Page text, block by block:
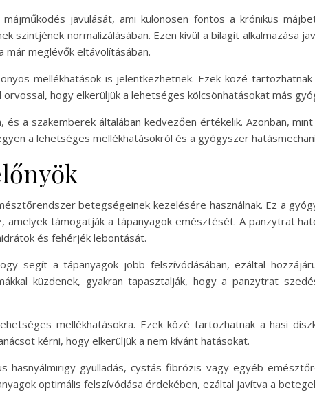
javulását, ami különösen fontos a krónikus
szintjének normalizálásában. Ezen kívül a bilagit alkalmazása
már meglévők eltávolításában.
mellékhatások is jelentkezhetnek. Ezek közé
hogy elkerüljük a lehetséges kölcsönhatásokat más
a szakemberek általában kedvezően értékelik. Azonban,
a lehetséges mellékhatásokról és a gyógyszer
betegségeinek kezelésére használnak. Ez a
támogatják a tápanyagok emésztését. A panzytrat
és fehérjék lebontását.
segít a tápanyagok jobb felszívódásában, ezáltal
küzdenek, gyakran tapasztalják, hogy a panzytrat
mellékhatásokra. Ezek közé tartozhatnak a hasi
kérni, hogy elkerüljük a nem kívánt hatásokat.
hasnyálmirigy-gyulladás, cystás fibrózis vagy egyéb
optimális felszívódása érdekében, ezáltal javítva a